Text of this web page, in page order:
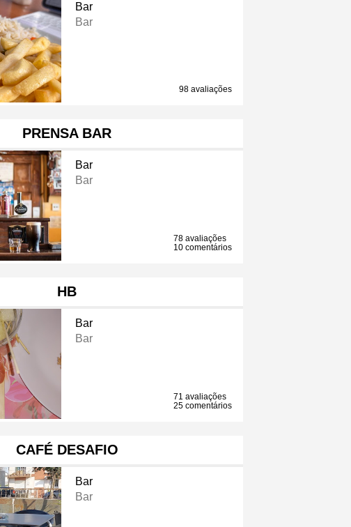
Bar
Bar
98 avaliações
PRENSA BAR
Bar
Bar
78 avaliações
10 comentários
HB
Bar
Bar
71 avaliações
25 comentários
CAFÉ DESAFIO
Bar
Bar